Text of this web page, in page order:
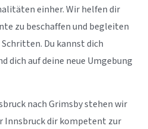
einher. Wir helfen dir
zu beschaffen und begleiten
Du kannst dich
dich auf deine neue Umgebung
nach Grimsby stehen wir
Innsbruck dir kompetent zur